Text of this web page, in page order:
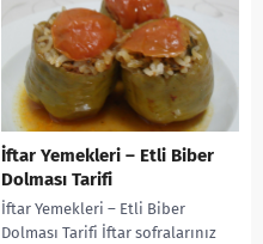
İftar Yemekleri – Etli Biber
Dolması Tarifi
İftar Yemekleri – Etli Biber
Dolması Tarifi İftar sofralarınız